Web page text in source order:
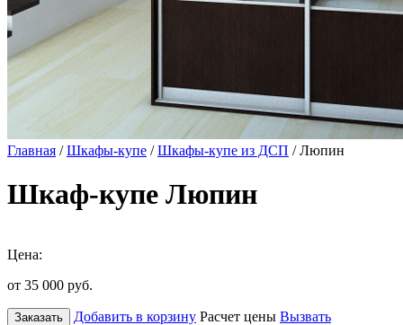
Главная /Шкафы-купе /Шкафы-купе из ДСП / Люпин
Шкаф-купе Люпин
Цена:
от 35 000 руб.
Заказать Добавить в корзину Расчет цены Вызвать